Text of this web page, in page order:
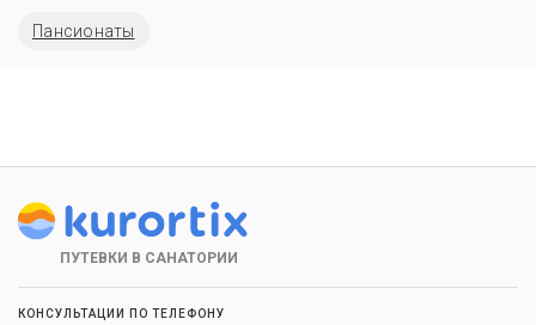
Пансионаты
ПУТЕВКИ В САНАТОРИИ
КОНСУЛЬТАЦИИ ПО ТЕЛЕФОНУ